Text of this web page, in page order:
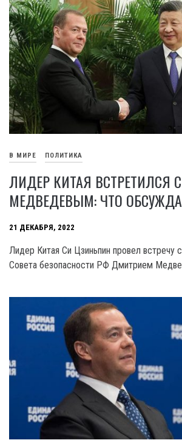
В МИРЕ ПОЛИТИКА
ЛИДЕР КИТАЯ ВСТРЕТИЛСЯ С
МЕДВЕДЕВЫМ: ЧТО
21 ДЕКАБРЯ, 2022
Лидер Китая Си Цзиньпин провел встречу
Совета безопасности РФ Дмитрием